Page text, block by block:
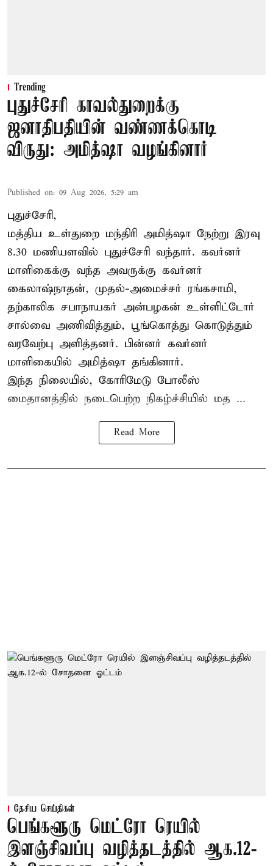
Trending
புதுச்சேரி காவல்துறைக்கு
ஜனாதிபதியின் வண்ணக்கொடி
விருது: அமித்ஷா வழங்கினார்
Published on: 09 Aug 2026, 5:29 am
புதுச்சேரி,
மத்திய உள்துறை மந்திரி அமித்ஷா நேற்று இரவு
8.30 மணியளவில் புதுச்சேரி வந்தார். கவர்னர்
மாளிகைக்கு வந்த அவருக்கு கவர்னர்
கைலாஷ்நாதன், முதல்-அமைச்சர் ரங்கசாமி,
தற்காலிக சபாநாயகர் அன்பழகன் உள்ளிட்டோர்
சால்வை அணிவித்தும், பூங்கொத்து கொடுத்தும்
வரவேற்பு அளித்தனர். பின்னர் கவர்னர்
மாளிகையில் அமித்ஷா தங்கினார்.
இந்த நிலையில், கோரிமேடு போலீஸ்
மைதானத்தில் நடைபெற்ற நிகழ்ச்சியில் மத ...
Read More
தேசிய செய்திகள்
பெங்களூரு மெட்ரோ ரெயில்
இளஞ்சிவப்பு வழித்தடத்தில் ஆக.12-